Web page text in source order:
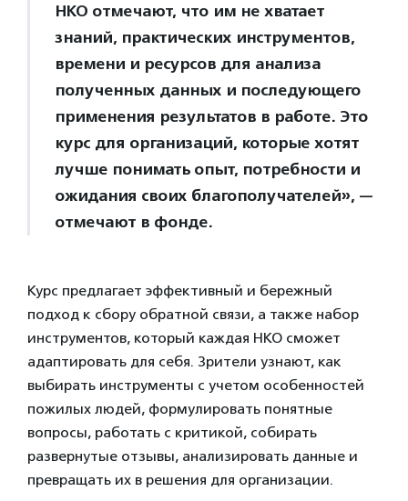
НКО отмечают, что им не хватает
знаний, практических инструментов,
времени и ресурсов для анализа
полученных данных и последующего
применения результатов в работе. Это
курс для организаций, которые хотят
лучше понимать опыт, потребности и
ожидания своих благополучателей», —
отмечают в фонде.
Курс предлагает эффективный и бережный
подход к сбору обратной связи, а также набор
инструментов, который каждая НКО сможет
адаптировать для себя. Зрители узнают, как
выбирать инструменты с учетом особенностей
пожилых людей, формулировать понятные
вопросы, работать с критикой, собирать
развернутые отзывы, анализировать данные и
превращать их в решения для организации.